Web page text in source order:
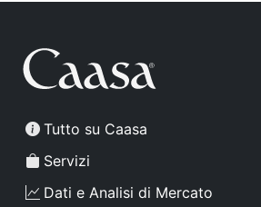
Tutto su Caasa
Servizi
Dati e Analisi di Mercato